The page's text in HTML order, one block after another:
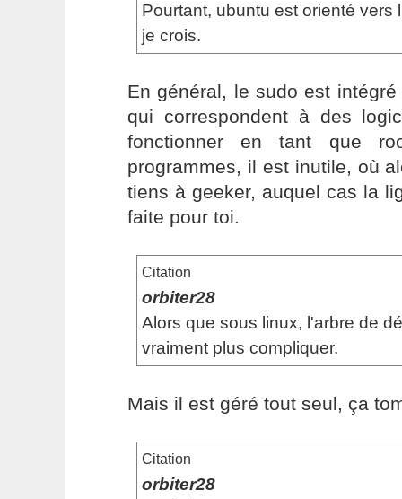
Pourtant, ubuntu est orienté vers
je crois.
En général, le sudo est
qui correspondent à des
fonctionner en tant que
programmes, il est inutile, où
tiens à geeker, auquel cas la
faite pour toi.
Citation
orbiter28
Alors que sous linux, l'arbre de
vraiment plus compliquer.
Mais il est géré tout seul, ça
Citation
orbiter28